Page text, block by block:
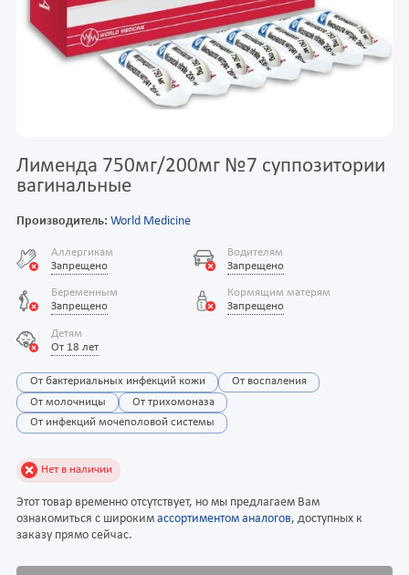
Лименда 750мг/200мг №7 суппозитории
вагинальные
Производитель: World Medicine
Аллергикам
Запрещено
Водителям
Запрещено
Беременным
Запрещено
Кормящим матерям
Запрещено
Детям
От 18 лет
От бактериальных инфекций кожи
От воспаления
От молочницы
От трихомоназа
От инфекций мочеполовой системы
Нет в наличии
Этот товар временно отсутствует, но мы предлагаем Вам
ознакомиться с широким ассортиментом аналогов, доступных к
заказу прямо сейчас.